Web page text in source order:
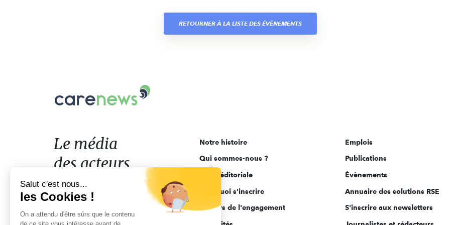
RETOURNER À LA LISTE DES ÉVÈNEMENTS
Le
acteurs
de
l'engagement
Le média
des acteurs
de l'engagement
Notre histoire
Qui sommes-nous ?
Ligne éditoriale
Pourquoi s'inscrire
Acteurs de l'engagement
Emplois
Publications
Évènements
Annuaire des solutions RSE
S'inscrire aux newsletters
Salut c'est nous...
les Cookies !
On a attendu d'être sûrs que le contenu
de ce site vous intéresse avant de